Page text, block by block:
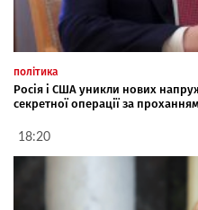
політика
Росія і США уникли нових
секретної операції за
18:20